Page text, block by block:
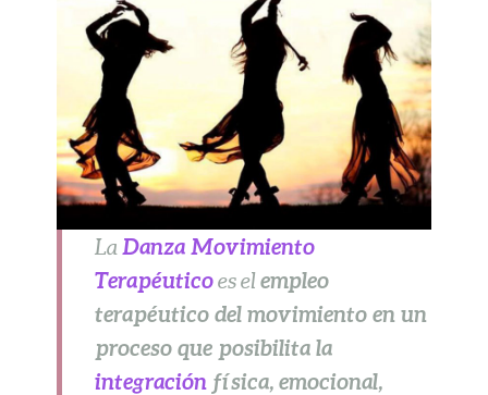
LaDanza Movimiento
Terapéuticoes elempleo
terapéutico del movimiento en un
proceso que posibilita la
integración física, emocional,